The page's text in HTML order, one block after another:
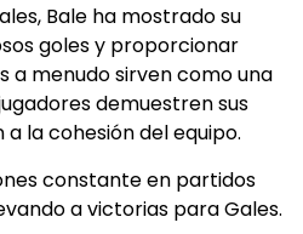
Bale ha mostrado su
goles y proporcionar
a menudo sirven como una
demuestren sus
la cohesión del equipo.
constante en partidos
a victorias para Gales.